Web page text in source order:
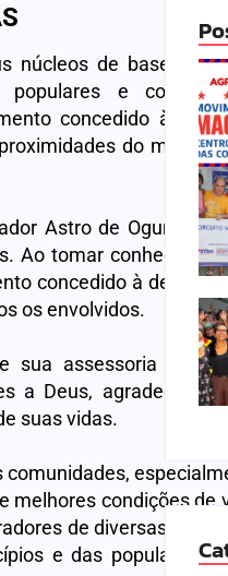
núcleos de base,
e
concedido à
do
Astro de Ogum,
Ao tomar
concedido à
os envolvidos.
sua assessoria
a Deus, agradecendo
suas vidas.
comunidades,
condições de
de diversas
e das populações